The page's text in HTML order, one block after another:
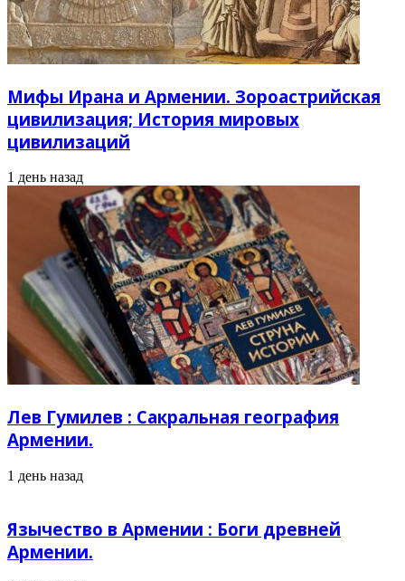
Мифы Ирана и Армении. Зороастрийская
цивилизация; История мировых
цивилизаций
1 день назад
Лев Гумилев : Сакральная география
Армении.
1 день назад
Язычество в Армении : Боги древней
Армении.